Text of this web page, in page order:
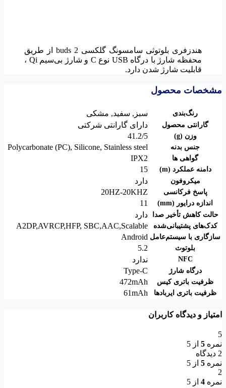
هندزفری بلوتوثی سامسونگ گلکس
ی buds 2 از طریق
محفظه شارژ با درگاه USB نوع C و شارژ بی‌سیم Qi ،
قابلیت شارژ شدن دارد.
مشخصات محصول
رنگ‌بندی سبز , سفید, مشکی
گارانتی محصول دارای گارانتی شرکتی
وزن (g) 41.2/5
جنس بدنه Polycarbonate (PC), Silicone, Stainless steel
گواهی ها IPX2
دامنه عملکرد (m) 15
میکروفون دارد
پاسخ فرکانسی 20HZ-20KHZ
اندازه درایور (mm) 11
حالت کاهش تأخیر صدا دارد
کدک‌های پشتیبانی‌شده A2DP,AVRCP,HFP, SBC,AAC,Scalable
سازگاری با سیستم‌عامل Android
بلوتوث 5.2
NFC ندارد
درگاه شارژ Type-C
ظرفیت باتری کیس 472mAh
ظرفیت باتری ایربادها 61mAh
امتیاز و دیدگاه کاربران
5
نمره 5 از 5
2 دیدگاه
نمره 5 از 5
2
نمره 4 از 5